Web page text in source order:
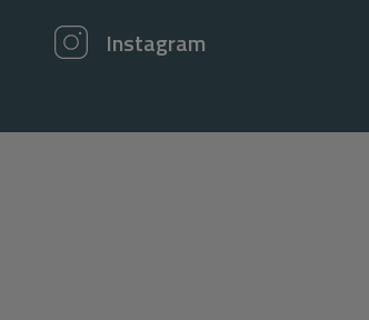
Instagram